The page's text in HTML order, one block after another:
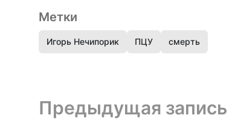
Метки
Игорь Нечипорик ПЦУ смерть
Предыдущая запись и следующая
Предыдущая запись